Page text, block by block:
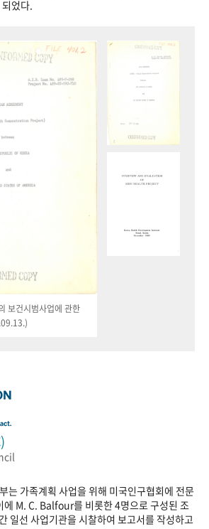
었다.
보건시범사업에 관한
는 가족계획 사업을 위해 미국인구협회에 전문
에 M. C. Balfour를 비롯한 4명으로 구성된 조
일선 사업기관을 시찰하여 보고서를 작성하고